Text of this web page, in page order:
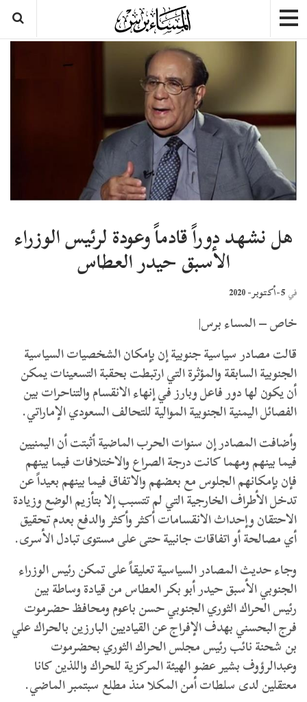
هل نشهد دوراً قادماً وعودة لرئيس الوزراء
الأسبق حيدر العطاس
في 5-أكتوبر- 2020
خاص – المساء برس|
قالت مصادر سياسية جنوبية إن بإمكان الشخصيات السياسية
الجنوبية السابقة والمؤثرة التي ارتبطت بحقبة التسعينات يمكن
أن يكون لها دور فاعل وبارز في إنهاء الانقسام والتناحرات بين
الفصائل اليمنية الجنوبية الموالية للتحالف السعودي الإماراتي.
وأضافت المصادر إن سنوات الحرب الماضية أثبتت أن اليمنيين
فيما بينهم ومهما كانت درجة الصراع والاختلافات فيما بينهم
فإن بإمكانهم الجلوس مع بعضهم والاتفاق فيما بينهم بعيداً عن
تدخل الأطراف الخارجية التي لم تتسبب إلا بتأزيم الوضع وزيادة
الاحتقان وإحداث الانقسامات أكثر وأكثر والدفع بعدم تحقيق
أي مصالحة أو اتفاقات جانبية حتى على مستوى تبادل الأسرى.
وجاء حديث المصادر السياسية تعليقاً على تمكن رئيس الوزراء
الجنوبي الأسبق حيدر أبو بكر العطاس من قيادة وساطة بين
رئيس الحراك الثوري الجنوبي حسن باعوم ومحافظ حضرموت
فرج البحسني بهدف الإفراج عن القياديين البارزين بالحراك علي
بن شحنة نائب رئيس مجلس الحراك الثوري بحضرموت
وعبدالرؤوف بشير عضو الهيئة المركزية للحراك واللذين كانا
معتقلين لدى سلطات أمن المكلا منذ مطلع سبتمبر الماضي.